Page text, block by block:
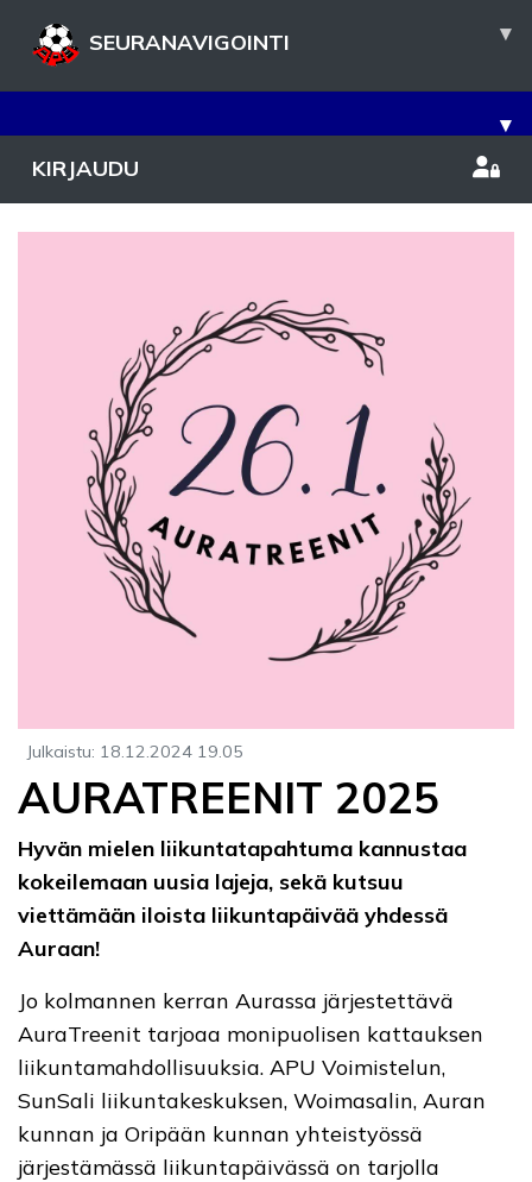
SEURANAVIGOINTI ▾
▾
KIRJAUDU
Julkaistu: 18.12.2024 19.05
AURATREENIT 2025
Hyvän mielen liikuntatapahtuma kannustaa
kokeilemaan uusia lajeja, sekä kutsuu
viettämään iloista liikuntapäivää yhdessä
Auraan!
Jo kolmannen kerran Aurassa järjestettävä
AuraTreenit tarjoaa monipuolisen kattauksen
liikuntamahdollisuuksia. APU Voimistelun,
SunSali liikuntakeskuksen, Woimasalin, Auran
kunnan ja Oripään kunnan yhteistyössä
järjestämässä liikuntapäivässä on tarjolla